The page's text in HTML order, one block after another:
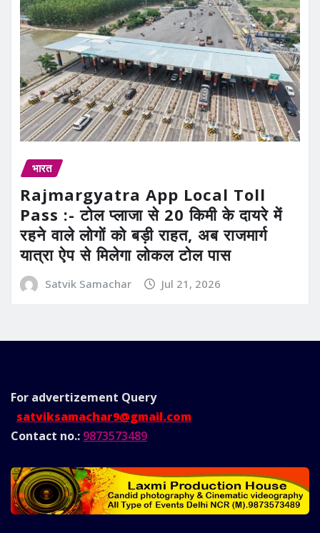
भारत
Rajmargyatra App Local Toll
Pass :- टोल प्लाजा से 20 किमी के दायरे में
रहने वाले लोगों को बड़ी राहत, अब राजमार्ग
यात्रा ऐप से मिलेगा लोकल टोल पास
Satvik Samachar Jul 21, 2026
For advertizement Query
satviksamachar9@gmail.com
Contact no.: 9873573489